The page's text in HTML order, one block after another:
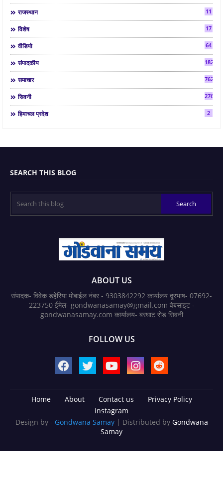
राजस्थान 11
विशेष 17
वीडियो 64
संपादकीय 182
समाचार 7624
सिवनी 2763
हिमाचल प्रदेश 2
SEARCH THIS BLOG
ABOUT US
संपादक- विवेक डहेरिया मोबाईल नंबर - 9303842292 कार्यालय दूरभाष- 07692-
223750 ईमेल- gondwanasamay@gmail.com वेबसाइट -
gondwanasamay.com कार्यालय- बरघाट रोड सिवनी
FOLLOW US
Home About Contact us
Privacy Policy
instagram
Design by - Gondwana Samay | Distributed by Gondwana
Samay